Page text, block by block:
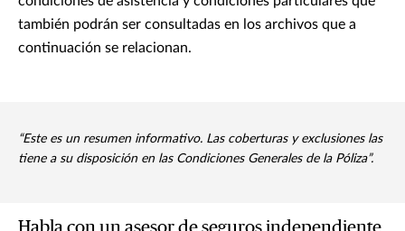
también podrán ser consultadas en los archivos que a
continuación se relacionan.
“Este es un resumen informativo. Las coberturas y exclusiones las
tiene a su disposición en las Condiciones Generales de la Póliza”.